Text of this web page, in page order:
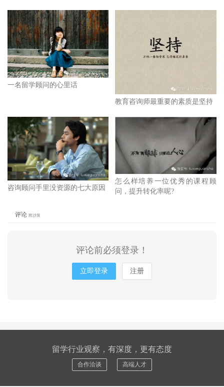
一名留学顾问的心里话
教育咨询师最重要的素质是坚持
咨询顾问手里没资源的七大原因
怎么样培养一位优秀的课程顾
问，提升转化率呢?
评论 抢沙发
评论前必须登录！
立即登录 注册
留学行业观察，有深度，更有态度
合作洽谈 高端人才